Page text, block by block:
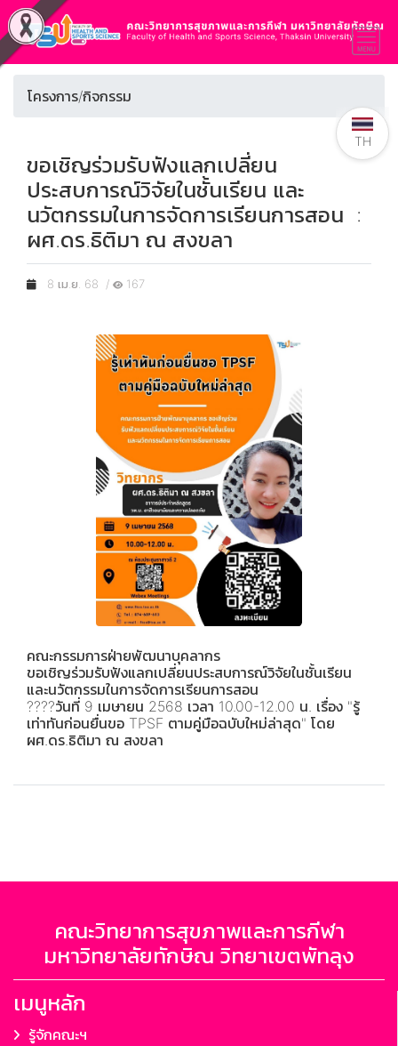
โครงการ/กิจกรรม
ขอเชิญร่วมรับฟังแลกเปลี่ยน
ประสบการณ์วิจัยในชั้นเรียน และ
นวัตกรรมในการจัดการเรียนการสอน :
ผศ.ดร.ธิติมา ณ สงขลา
8 เม.ย. 68 / 167
คณะกรรมการฝ่ายพัฒนาบุคลากร
ขอเชิญร่วมรับฟังแลกเปลี่ยนประสบการณ์วิจัยในชั้นเรียน
และนวัตกรรมในการจัดการเรียนการสอน
????วันที่ 9 เมษายน 2568 เวลา 10.00-12.00 น. เรื่อง "รู้
เท่าทันก่อนยื่นขอ TPSF ตามคู่มือฉบับใหม่ล่าสุด" โดย
ผศ.ดร.ธิติมา ณ สงขลา
คณะวิทยาการสุขภาพและการกีฬา
มหาวิทยาลัยทักษิณ วิทยาเขตพัทลุง
เมนูหลัก
รู้จักคณะฯ
TH